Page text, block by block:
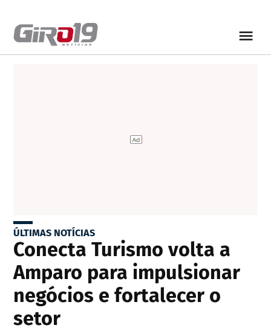
ÚLTIMAS NOTÍCIAS
Conecta Turismo volta a
Amparo para impulsionar
negócios e fortalecer o
setor